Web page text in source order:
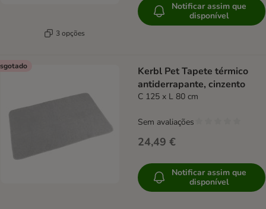
3 opções
Notificar assim que
disponível
Kerbl Pet Tapete térmico
antiderrapante, cinzento
C 125 x L 80 cm
24,49 €
Sem avaliações
Notificar assim que
disponível